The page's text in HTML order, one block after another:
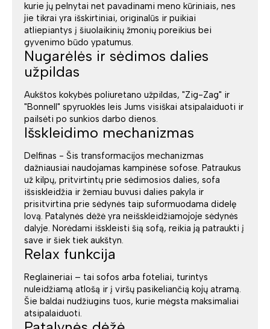
kurie jų pelnytai net pavadinami meno kūriniais, nes
jie tikrai yra išskirtiniai, originalūs ir puikiai
atliepiantys į šiuolaikinių žmonių poreikius bei
gyvenimo būdo ypatumus.
Nugarėlės ir sėdimos dalies
užpildas
Aukštos kokybės poliuretano užpildas, "Zig-Zag" ir
"Bonnell" spyruoklės leis Jums visiškai atsipalaiduoti ir
pailsėti po sunkios darbo dienos.
Išskleidimo mechanizmas
Delfinas - Šis transformacijos mechanizmas
dažniausiai naudojamas kampinėse sofose. Patraukus
už kilpų, pritvirtintų prie sėdimosios dalies, sofa
išsiskleidžia ir žemiau buvusi dalies pakyla ir
prisitvirtina prie sėdynės taip suformuodama didelę
lovą. Patalynės dėžė yra neišskleidžiamojoje sėdynės
dalyje. Norėdami išskleisti šią sofą, reikia ją patraukti į
save ir šiek tiek aukštyn.
Relax funkcija
Reglaineriai – tai sofos arba foteliai, turintys
nuleidžiamą atlošą ir į viršų pasikeliančią kojų atramą.
Šie baldai nudžiugins tuos, kurie mėgsta maksimaliai
atsipalaiduoti.